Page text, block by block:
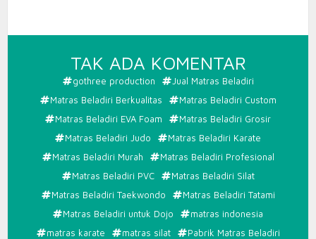
TAK ADA KOMENTAR
MATRAS
gothree production
Jual Matras Beladiri
Matras Beladiri Berkualitas
Matras Beladiri Custom
Matras Beladiri EVA Foam
Matras Beladiri Grosir
Matras Beladiri Judo
Matras Beladiri Karate
Matras Beladiri Murah
Matras Beladiri Profesional
Matras Beladiri PVC
Matras Beladiri Silat
Matras Beladiri Taekwondo
Matras Beladiri Tatami
Matras Beladiri untuk Dojo
matras indonesia
matras karate
matras silat
Pabrik Matras Beladiri